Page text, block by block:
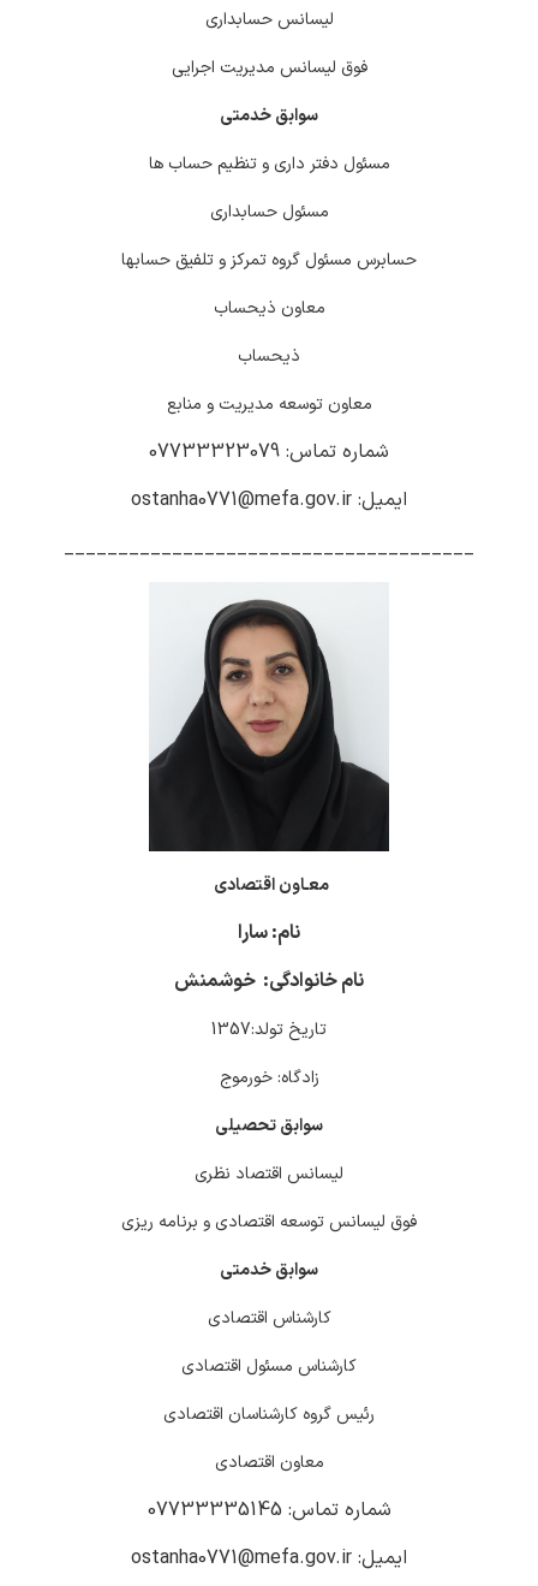
لیسانس حسابداری
فوق لیسانس مدیریت اجرایی
سوابق خدمتی
مسئول دفتر داری و تنظیم حساب ها
مسئول حسابداری
حسابرس مسئول گروه تمرکز و تلفیق حسابها
معاون ذیحساب
ذیحساب
معاون توسعه مدیریت و منابع
شماره تماس: 07733323079
ایمیل: ostanha0771@mefa.gov.ir
______________________________________
معـاون اقتصادی
نام: سارا
نام خانوادگی: خوشمنش
تاریخ تولد:1357
زادگاه: خورموج
سوابق تحصیلی
لیسانس اقتصاد نظری
فوق لیسانس توسعه اقتصادی و برنامه ریزی
سوابق خدمتی
کارشناس اقتصادی
کارشناس مسئول اقتصادی
رئیس گروه کارشناسان اقتصادی
معاون اقتصادی
شماره تماس: 07733335145
ایمیل: ostanha0771@mefa.gov.ir